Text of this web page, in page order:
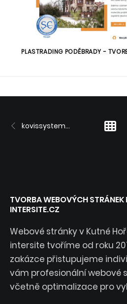
PLASTRADING PODĚBRADY -
kovissystem.cz
TVORBA WEBOVÝCH
INTERSITE.CZ
Webové stránky v Kutné
intersite tvoříme od roku
zakázce přistupujeme
vám profesionální webové
včetně optimalizace pro